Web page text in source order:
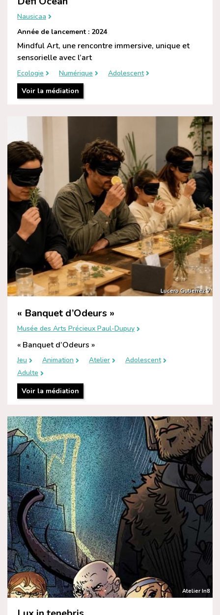
Nausicaa
Année de lancement : 2024
Mindful Art, une rencontre immersive, unique et
sensorielle avec l’art
Ecologie Numérique
Adolescent
Voir la médiation
Lucero Gutierrez V
« Banquet d’Odeurs »
Musée des Arts Précieux Paul-Dupuy
« Banquet d’Odeurs »
Jeu Animation Atelier
Adolescent
Adulte
Voir la médiation
Atelier In8